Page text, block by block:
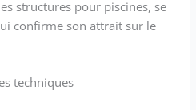
structures pour piscines, se
confirme son attrait sur le
techniques